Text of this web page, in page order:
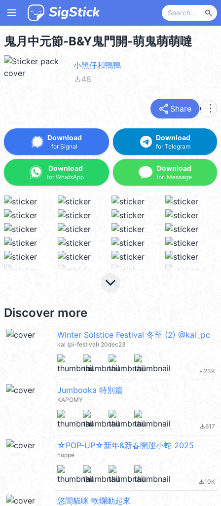
menu search
鬼月中元節-B&Y鬼門開-萌鬼萌萌噠
小黑仔和鴨鴨
file_download48
share Share more_vert
Download
for Signal
Download
for WhatsApp
Download
for Telegram
Download
for iMessage
keyboard_arrow_down
Discover more
Winter Solstice Festival 冬至 (2) @kal_pc
kal (pi-festival) 20dec23
file_download23K
Jumbooka 特別篇
KAPOMY
file_download617
☆POP-UP☆新年&新春開運小蛇 2025
hoppe
file_download10K
悠閒貓咪 軟爛動起來